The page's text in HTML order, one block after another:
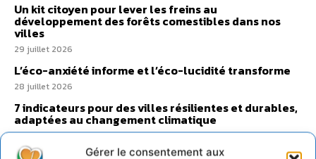
Gérer le consentement aux
Un kit citoyen pour lever les freins au
développement des forêts comestibles dans nos
villes
29 juillet 2026
L’éco-anxiété informe et l’éco-lucidité transforme
28 juillet 2026
7 indicateurs pour des villes résilientes et durables,
adaptées au changement climatique
27 juillet 2026